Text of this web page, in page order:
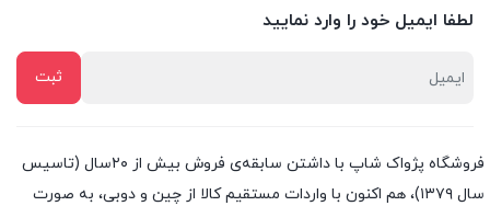
لطفا ایمیل خود را وارد نمایید
فروشگاه پژواک شاپ با داشتن سابقه‌ی فروش بیش از ۲۰سال (تاسیس
سال ۱۳۷۹)، هم اکنون با واردات مستقیم کالا از چین و دوبی، به صورت